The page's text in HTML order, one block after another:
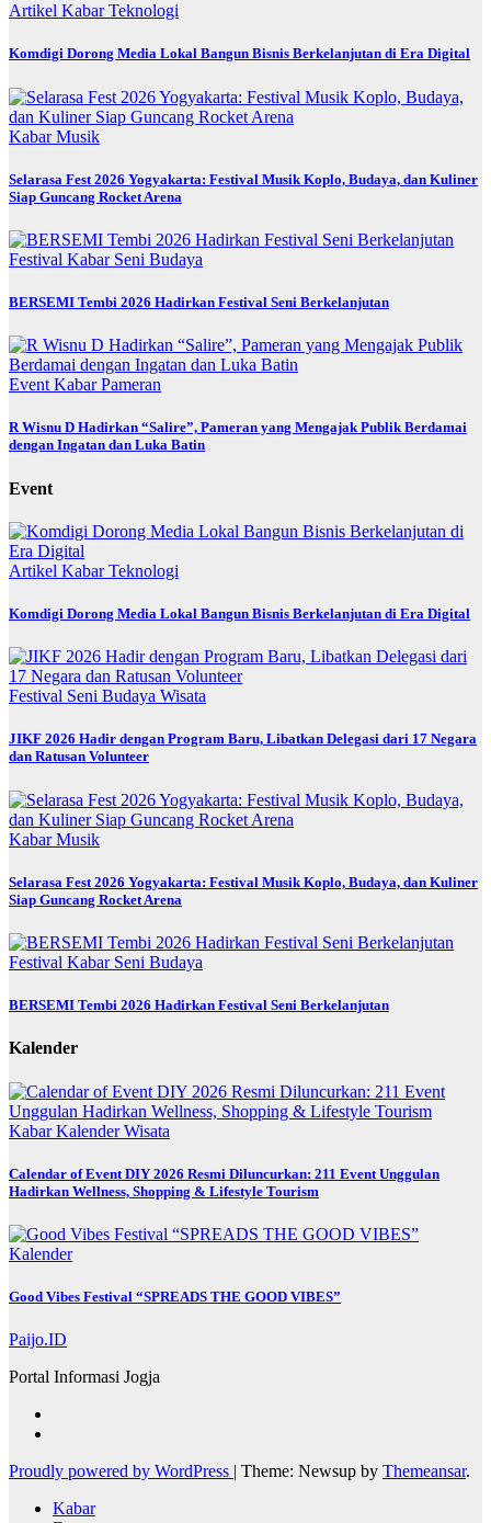
Artikel KabarTeknologi
Komdigi Dorong Media Lokal Bangun Bisnis Berkelanjutan di Era Digital
KabarMusik
Selarasa Fest 2026 Yogyakarta: Festival Musik Koplo, Budaya, dan Kuliner
Siap Guncang Rocket Arena
Festival Kabar Seni Budaya
BERSEMI Tembi 2026 Hadirkan Festival Seni Berkelanjutan
Event KabarPameran
R Wisnu D Hadirkan “Salire”, Pameran yang Mengajak Publik Berdamai
dengan Ingatan dan Luka Batin
Event
Artikel KabarTeknologi
Komdigi Dorong Media Lokal Bangun Bisnis Berkelanjutan di Era Digital
Festival Seni Budaya Wisata
JIKF 2026 Hadir dengan Program Baru, Libatkan Delegasi dari 17 Negara
dan Ratusan Volunteer
KabarMusik
Selarasa Fest 2026 Yogyakarta: Festival Musik Koplo, Budaya, dan Kuliner
Siap Guncang Rocket Arena
Festival Kabar Seni Budaya
BERSEMI Tembi 2026 Hadirkan Festival Seni Berkelanjutan
Kalender
KabarKalenderWisata
Calendar of Event DIY 2026 Resmi Diluncurkan: 211 Event Unggulan
Hadirkan Wellness, Shopping & Lifestyle Tourism
Kalender
Good Vibes Festival “SPREADS THE GOOD VIBES”
Paijo.ID
Portal Informasi Jogja
Proudly powered by WordPress | Theme: Newsup by Themeansar.
Kabar